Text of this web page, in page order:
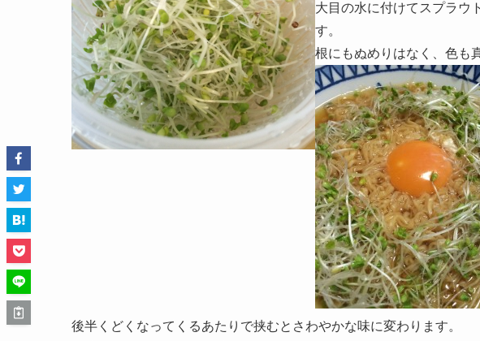
大目の水に付けてスプラウ
す。
根にもぬめりはなく、色も
後半くどくなってくるあたりで挟むとさわやかな味に変わります。